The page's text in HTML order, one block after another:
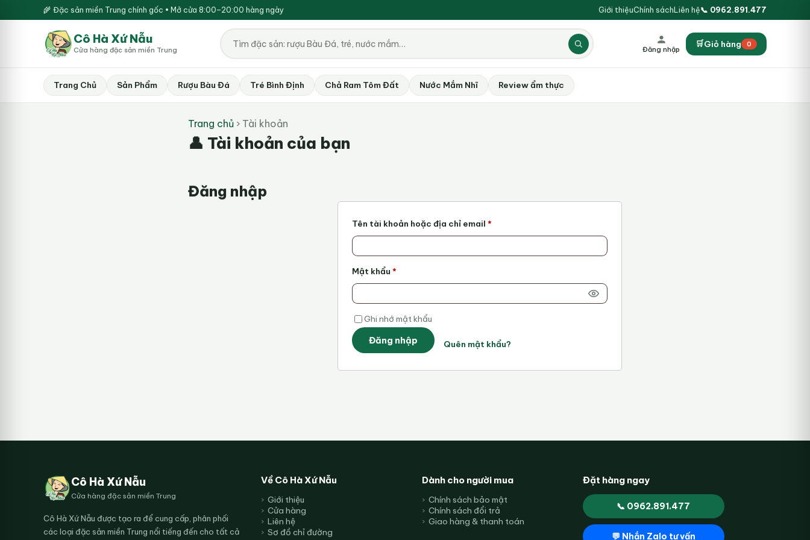
🌾 Đặc sản miền Trung chính gốc • Mở cửa 8:00–20:00 hàng ngày Giới thiệuChính sáchLiên hệ📞 0962.891.477
Cô Hà Xứ Nẫu
Cửa hàng đặc sản miền Trung Đăng nhập
🛒Giỏ hàng 0
Trang Chủ Sản Phẩm Rượu Bàu Đá Tré Bình Định Chả Ram Tôm Đất Nước Mắm Nhĩ Review ẩm thực
Trang chủ › Tài khoản
👤 Tài khoản của bạn
Đăng nhập
Tên tài khoản hoặc địa chỉ email *
buộc
Mật khẩu *
buộc
Ghi nhớ mật khẩu
Đăng nhập Quên mật khẩu?
Cô Hà Xứ Nẫu
Cửa hàng đặc sản miền Trung
Cô Hà Xứ Nẫu được tạo ra để cung cấp, phân phối
các loại đặc sản miền Trung nổi tiếng đến cho tất cả
Về Cô Hà Xứ Nẫu
Giới thiệu
Cửa hàng
Liên hệ
Sơ đồ chỉ đường
Dành cho người mua
Chính sách bảo mật
Chính sách đổi trả
Giao hàng & thanh toán
Đặt hàng ngay
📞 0962.891.477
💬 Nhắn Zalo tư vấn